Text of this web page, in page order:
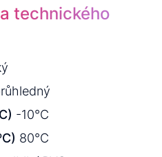
technického
-10°C
80°C